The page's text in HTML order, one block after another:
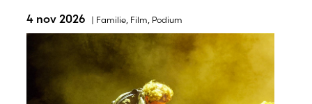
4 nov 2026 | Familie Film Podium